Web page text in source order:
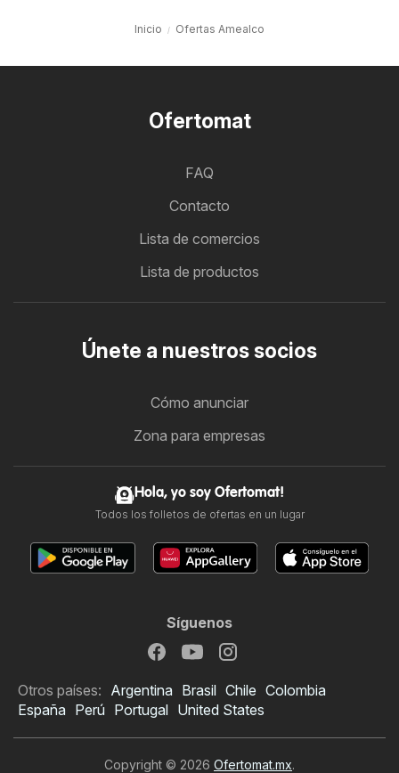
Inicio Ofertas Amealco
Ofertomat
FAQ
Contacto
Lista de comercios
Lista de productos
Únete a nuestros socios
Cómo anunciar
Zona para empresas
Hola, yo soy Ofertomat!
Todos los folletos de ofertas en un lugar
Síguenos
Otros países: Argentina Brasil Chile Colombia
España Perú Portugal United States
Copyright © 2026 Ofertomat.mx.